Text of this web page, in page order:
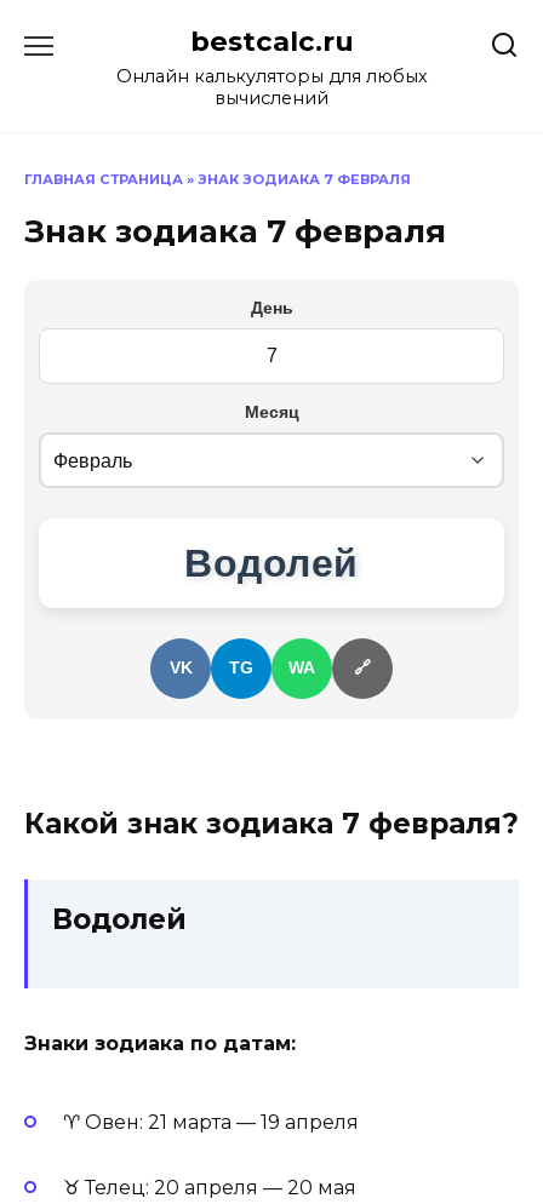
содержанию
bestcalc.ru
Онлайн калькуляторы для любых
вычислений
ГЛАВНАЯ СТРАНИЦА » ЗНАК ЗОДИАКА 7 ФЕВРАЛЯ
Знак зодиака 7 февраля
День
Месяц
Водолей
VK TG WA 🔗
Какой знак зодиака 7 февраля?
Водолей
Знаки зодиака по датам:
♈ Овен: 21 марта — 19 апреля
♉ Телец: 20 апреля — 20 мая